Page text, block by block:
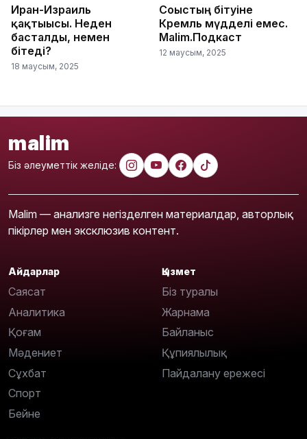
Иран-Израиль
қақтығысы. Неден
басталды, немен
бітеді?
18 маусым, 2025
Соғыстың бітуіне
Кремль мүдделі емес.
Malim.Подкаст
12 маусым, 2025
malim
Біз әлеуметтік желіде:
Malim — анализге негізделген материалдар, авторлық
пікірлер мен эксклюзив контент.
Айдарлар
Саясат
Аналитика
Қоғам
Мәдениет
Сұхбат
Спорт
Бейне
Қызмет
Біз туралы
Жарнама
Байланыс
Құпиялылық
Пайдалану ережесі